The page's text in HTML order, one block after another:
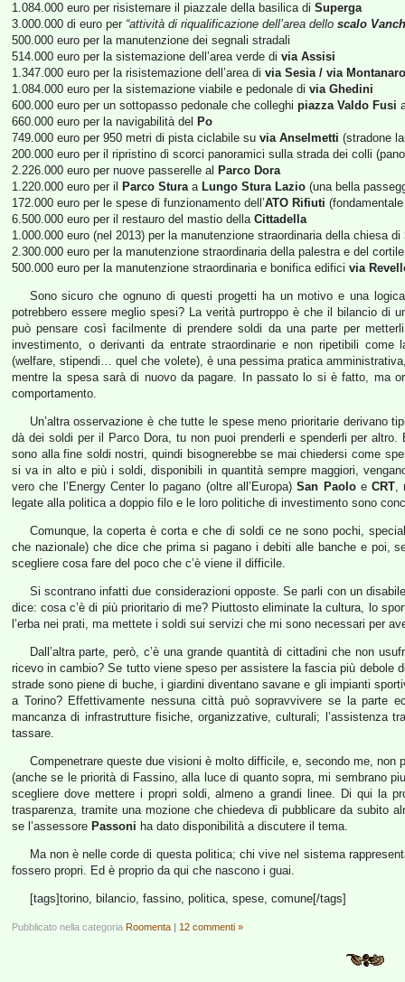
1.084.000 euro per risistemare il piazzale della basilica di Superga
3.000.000 di euro per “attività di riqualificazione dell’area dello scalo
500.000 euro per la manutenzione dei segnali stradali
514.000 euro per la sistemazione dell’area verde di via Assisi
1.347.000 euro per la risistemazione dell’area di via Sesia / via Montanaro
1.084.000 euro per la sistemazione viabile e pedonale di via Ghedini
600.000 euro per un sottopasso pedonale che colleghi piazza Valdo Fusi
660.000 euro per la navigabilità del Po
749.000 euro per 950 metri di pista ciclabile su via Anselmetti (stradone
200.000 euro per il ripristino di scorci panoramici sulla strada dei colli
2.226.000 euro per nuove passerelle al Parco Dora
1.220.000 euro per il
Parco Sturaa Lungo Stura Lazio (una bella
172.000 euro per le spese di funzionamento dell’ATO Rifiuti
6.500.000 euro per il restauro del mastio della Cittadella
1.000.000 euro (nel 2013) per la manutenzione straordinaria della chiesa di
2.300.000 euro per la manutenzione straordinaria della palestra e del
500.000 euro per la manutenzione straordinaria e bonifica edifici via
Sono sicuro che ognuno di questi progetti ha un motivo e una
potrebbero essere meglio spesi? La verità purtroppo è che il bilancio di
può pensare così facilmente di prendere soldi da una parte per
investimento, o derivanti da entrate straordinarie e non ripetibili
(welfare, stipendi… quel che volete), è una pessima pratica
mentre la spesa sarà di nuovo da pagare. In passato lo si è fatto, ma
comportamento.
Un’altra osservazione è che tutte le spese meno prioritarie derivano
dà dei soldi per il Parco Dora, tu non puoi prenderli e spenderli per
sono alla fine soldi nostri, quindi bisognerebbe se mai chiedersi come
si va in alto e più i soldi, disponibili in quantità sempre maggiori,
vero che l’Energy Center lo pagano (oltre all’Europa) San Paolo eCRT,
legate alla politica a doppio filo e le loro politiche di investimento sono
Comunque, la coperta è corta e che di soldi ce ne sono pochi,
che nazionale) che dice che prima si pagano i debiti alle banche e poi,
scegliere cosa fare del poco che c’è viene il difficile.
Si scontrano infatti due considerazioni opposte. Se parli con un
dice: cosa c’è di più prioritario di me? Piuttosto eliminate la cultura, lo
l’erba nei prati, ma mettete i soldi sui servizi che mi sono necessari per
Dall’altra parte, però, c’è una grande quantità di cittadini che non
ricevo in cambio? Se tutto viene speso per assistere la fascia più debole
strade sono piene di buche, i giardini diventano savane e gli impianti
a Torino? Effettivamente nessuna città può sopravvivere se la parte
mancanza di infrastrutture fisiche, organizzative, culturali; l’assistenza
tassare.
Compenetrare queste due visioni è molto difficile, e, secondo me,
(anche se le priorità di Fassino, alla luce di quanto sopra, mi sembrano
scegliere dove mettere i propri soldi, almeno a grandi linee. Di qui la
trasparenza, tramite una mozione che chiedeva di pubblicare da subito
se l’assessore Passoni ha dato disponibilità a discutere il tema.
Ma non è nelle corde di questa politica; chi vive nel sistema
fossero propri. Ed è proprio da qui che nascono i guai.
[tags]torino, bilancio, fassino, politica, spese, comune[/tags]
Pubblicato nella categoria Roomenta | 12 commenti »